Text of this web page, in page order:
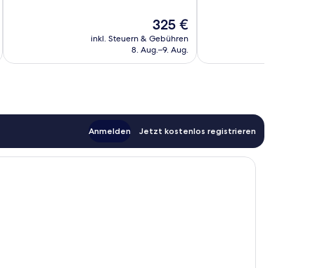
Der
Preis
beträgt
325 €
inkl. Steuern & Gebühren
8. Aug.–9. Aug.
Anmelden Jetzt kostenlos registrieren